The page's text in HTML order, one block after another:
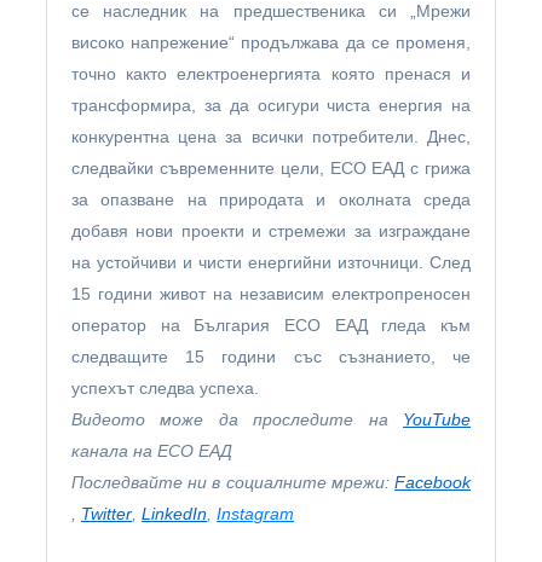
се наследник на предшественика си „Мрежи
високо напрежение“ продължава да се променя,
точно както електроенергията която пренася и
трансформира, за да осигури чиста енергия на
конкурентна цена за всички потребители. Днес,
следвайки съвременните цели, ЕСО ЕАД с грижа
за опазване на природата и околната среда
добавя нови проекти и стремежи за изграждане
на устойчиви и чисти енергийни източници. След
15 години живот на независим електропреносен
оператор на България ЕСО ЕАД гледа към
следващите 15 години със съзнанието, че
успехът следва успеха.
Видеото може да проследите на YouTube
канала на ЕСО ЕАД
Последвайте ни в социалните мрежи: Facebook
Twitter LinkedIn Instagram